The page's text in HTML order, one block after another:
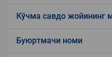
Кўчма савдо жойининг
Буюртмачи номи